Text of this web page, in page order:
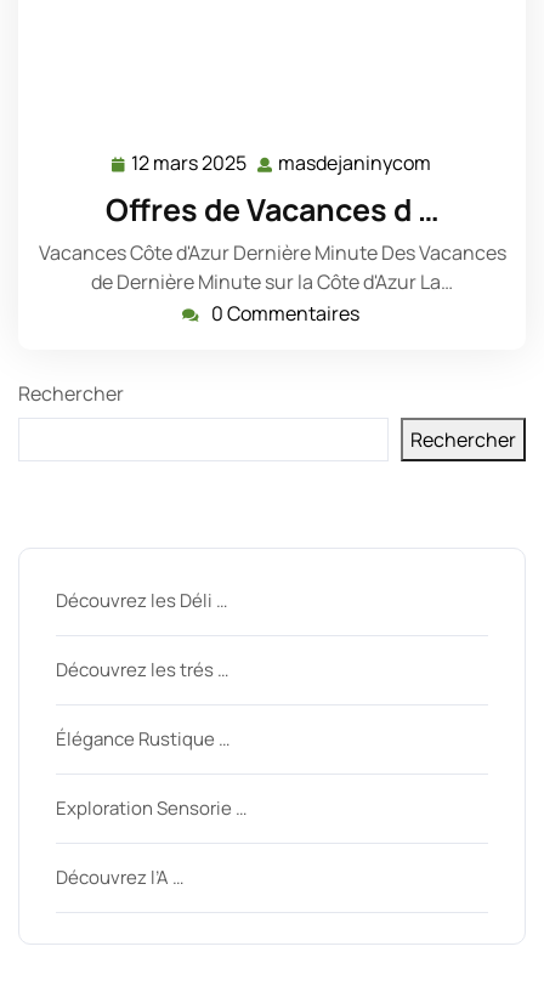
12 mars 2025 12
mars
2025
masdejaninycom
Offres de Vacances d …
Vacances Côte d'Azur Dernière Minute Des Vacances
de Dernière Minute sur la Côte d'Azur La…
0 Commentaires
Rechercher
Rechercher
Découvrez les Déli …
Découvrez les trés …
Élégance Rustique …
Exploration Sensorie …
Découvrez l’A …